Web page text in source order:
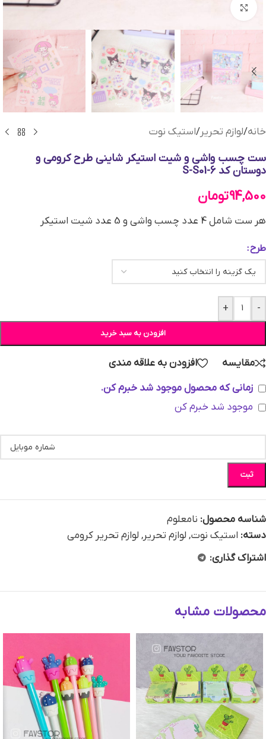
خانه/لوازم تحریر/استیک نوت
ست چسب واشی و شیت استیکر شاینی طرح کرومی و
دوستان کد S-S01-6
94,500تومان
هر ست شامل 4 عدد چسب واشی ‌و 5 عدد شیت استیکر
طرح
-
+
افزودن به سبد خرید
مقایسه
افزودن به علاقه مندی
زمانی که محصول موجود شد خبرم کن.
موجود شد خبرم کن
ثبت
شناسه محصول: نامعلوم
دسته: استیک نوت, لوازم تحریر, لوازم تحریر کرومی
اشتراک گذاری:
محصولات مشابه